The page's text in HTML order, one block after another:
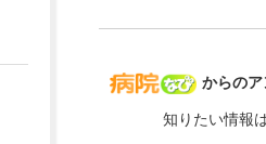
病院なび
からのア
知りたい情報